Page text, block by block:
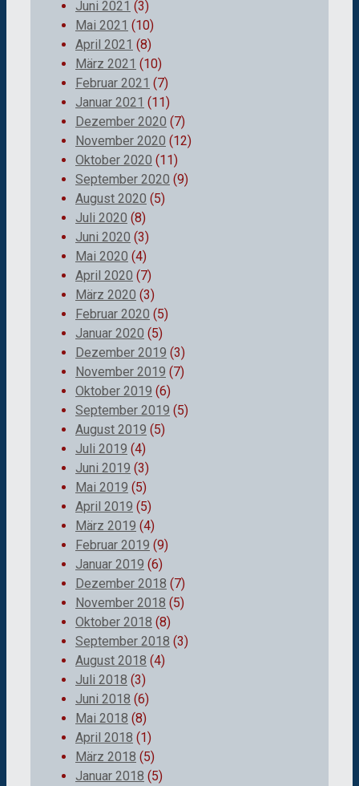
Juni 2021 (3)
Mai 2021 (10)
April 2021 (8)
März 2021 (10)
Februar 2021 (7)
Januar 2021 (11)
Dezember 2020 (7)
November 2020 (12)
Oktober 2020 (11)
September 2020 (9)
August 2020 (5)
Juli 2020 (8)
Juni 2020 (3)
Mai 2020 (4)
April 2020 (7)
März 2020 (3)
Februar 2020 (5)
Januar 2020 (5)
Dezember 2019 (3)
November 2019 (7)
Oktober 2019 (6)
September 2019 (5)
August 2019 (5)
Juli 2019 (4)
Juni 2019 (3)
Mai 2019 (5)
April 2019 (5)
März 2019 (4)
Februar 2019 (9)
Januar 2019 (6)
Dezember 2018 (7)
November 2018 (5)
Oktober 2018 (8)
September 2018 (3)
August 2018 (4)
Juli 2018 (3)
Juni 2018 (6)
Mai 2018 (8)
April 2018 (1)
März 2018 (5)
Januar 2018 (5)